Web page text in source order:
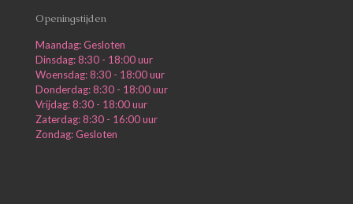
Openingstijden
Maandag: Gesloten
Dinsdag: 8:30 - 18:00 uur
Woensdag: 8:30 - 18:00 uur
Donderdag: 8:30 - 18:00 uur
Vrijdag: 8:30 - 18:00 uur
Zaterdag: 8:30 - 16:00 uur
Zondag: Gesloten